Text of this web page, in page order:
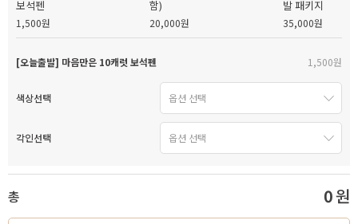
보석펜
1,500원
함)
20,000원
발 패키지
35,000원
[오늘출발] 마음만은 10캐럿 보석펜 1,500원
색상선택
각인선택
총 0원